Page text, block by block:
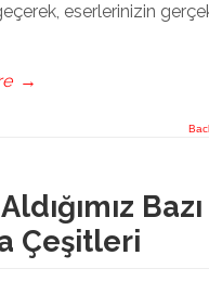
eserlerinizin
→
Bazı
Çeşitleri